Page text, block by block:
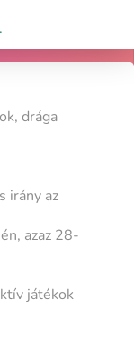
drága
irány az
azaz 28-
játékok